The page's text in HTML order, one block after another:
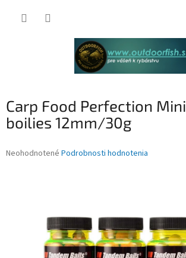
Carp Food Perfection
boilies 12mm/30g
Priemerné
hviezdičiek.
Neohodnotené Podrobnosti hodnotenia